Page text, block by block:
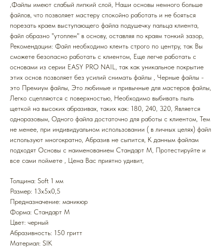
,Файлы имеют слабый липкий слой, Наши основы немного больше
файлов, что позволяет мастеру спокойно работать и не бояться
порезать краем выступающего файла подушечку пальца клиента,
файл образно "утоплен" в основу, оставляя по краям тонкий зазор,
Рекомендации: Файл необходимо клеить строго по центру, так Вы
сможете безопасно работать с клиентом, Еще легче работать с
основами из серии EASY PRO NAIL, так как уникальное покрытие
этих основ позволяет без усилий снимать файлы , Черные файлы -
это Премиум файлы, Это любимые и привычные для мастеров файлы,
Легко сцепляются с поверхностью, Необходимо выбивать пыль
щеткой на высоких абразивах, таких как: 180, 240, 320, Является
одноразовым, Одного файла достаточно для работы с клиентом, Тем
не менее, при индивидуальном использовании ( в личных целях) файл
используют многократно, Абразив не сыпится, К данным файлам
подходят Основы с наименованием Стандарт M, Протестируйте и
все сами поймете , Цена Вас приятно удивит,
Толщина: Soft 1 мм
Размер: 13x5x0,5
Предназначение: маникюр
Форма: Стандарт M
Цвет: черный
Абразивность: 150 гритт
Mатериал: SIK